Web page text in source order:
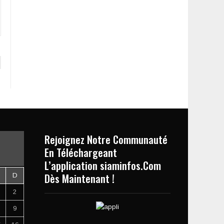
D
2
9
Rejoignez Notre Communauté
En Téléchargeant
L’application siaminfos.Com
Dès Maintenant !